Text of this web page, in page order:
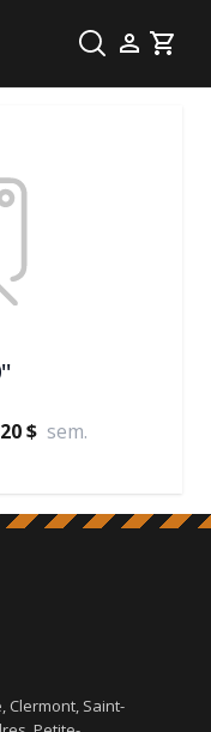
Cart
20 $ sem.
Clermont, Saint-